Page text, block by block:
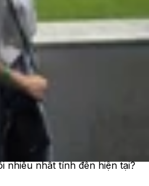
nhiều nhất tính đến hiện tại?